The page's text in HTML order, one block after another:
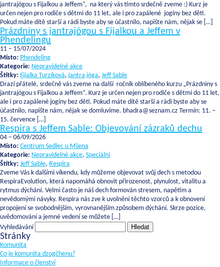
jantrajógou s Fijalkou a Jeffem“, na který vás tímto srdečně zveme :) Kurz je
určen nejen pro rodiče s dětmi do 11 let, ale i pro zapálené jogíny bez dětí.
Pokud máte dítě starší a rádi byste aby se účastnilo, napište nám, nějak se […]
Prázdniny s jantrajógou s Fijalkou a Jeffem v
Phendelingu
11 – 15/07/2024
Místo: Phendeling
Kategorie: Nepravidelné akce
Štítky: Fijalka Turzíková, jantra jóga, Jeff Sable
Drazí přátelé, srdečně vás zveme na další ročník oblíbeného kurzu „Prázdniny s
jantrajógou s Fijalkou a Jeffem“. Kurz je určen nejen pro rodiče s dětmi do 11 let,
ale i pro zapálené jogíny bez dětí. Pokud máte dítě starší a rádi byste aby se
účastnilo, napište nám, nějak se domluvíme. bhadra@seznam.cz Termín: 11. –
15. července […]
Respira s Jeffem Sable: Objevování zázraků dechu
04 – 06/09/2026
Místo: Centrum Sedlec u Mšena
Kategorie: Nepravidelné akce, Speciální
Štítky: Jeff Sable, Respira
Zveme Vás k dalšími víkendu, kdy můžeme objevovat svůj dech s metodou
RespiraEvolution, která napomáhá obnovit přirozenost, plynulost, vitalitu a
rytmus dýchání. Velmi často je náš dech formován stresem, napětím a
nevědomými návyky. Respira nás zve k uvolnění těchto vzorců a k obnovení
propojení se svobodnějším, vyrovnanějším způsobem dýchání. Skrze pozice,
uvědomování a jemné vedení se můžete […]
Vyhledávání
Stránky
Komunita
Co je komunita dzogčhenu?
Informace o členství